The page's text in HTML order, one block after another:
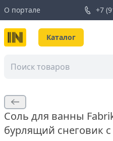
О портале +7
Каталог
Соль для ванны
бурлящий снеговик